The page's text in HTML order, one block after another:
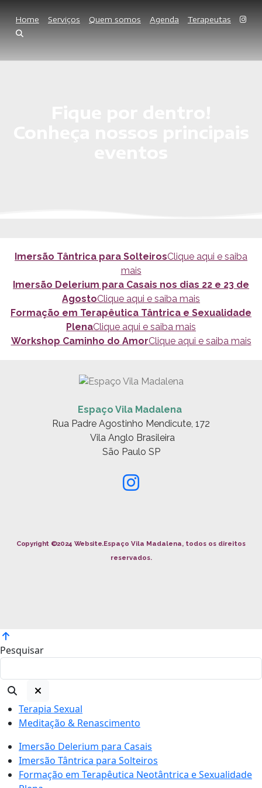
Home Serviços Quem somos Agenda Terapeutas
Imersão Tântrica para SolteirosClique aqui e saiba
mais
Imersão Delerium para Casais nos dias 22 e 23 de
AgostoClique aqui e saiba mais
Formação em Terapêutica Tântrica e Sexualidade
PlenaClique aqui e saiba mais
Workshop Caminho do AmorClique aqui e saiba mais
Espaço Vila Madalena
Rua Padre Agostinho Mendicute, 172
Vila Anglo Brasileira
São Paulo SP
Copyright ©2024 Website.Espaço Vila Madalena, todos os direitos
reservados.
Pesquisar
Terapia Sexual
Meditação & Renascimento
Imersão Delerium para Casais
Imersão Tântrica para Solteiros
Formação em Terapêutica Neotântrica e Sexualidade